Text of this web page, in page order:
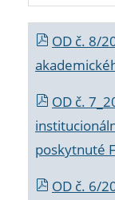
OD č. 8/
OD č.
poskytnuté
OD č. 6/